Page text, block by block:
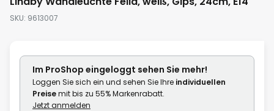
der
Bildgalerie
SKU 9613007
Im ProShop eingeloggt sehen Sie mehr!
Loggen Sie sich ein und sehen Sie Ihre individuellen
Preisemit bis zu 55% Markenrabatt.
Jetzt anmelden